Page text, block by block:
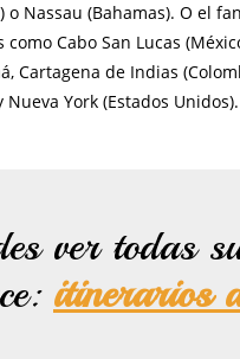
o Nassau (Bahamas). O el
Cabo San Lucas
Cartagena de Indias
York (Estados Unidos).
ver todas
itinerarios